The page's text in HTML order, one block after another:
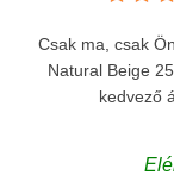
Csak ma, csak
Natural Beige
kedvező